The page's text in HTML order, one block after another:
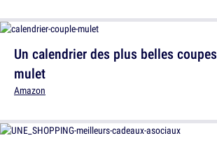
Un calendrier des plus belles coupes
mulet
Amazon